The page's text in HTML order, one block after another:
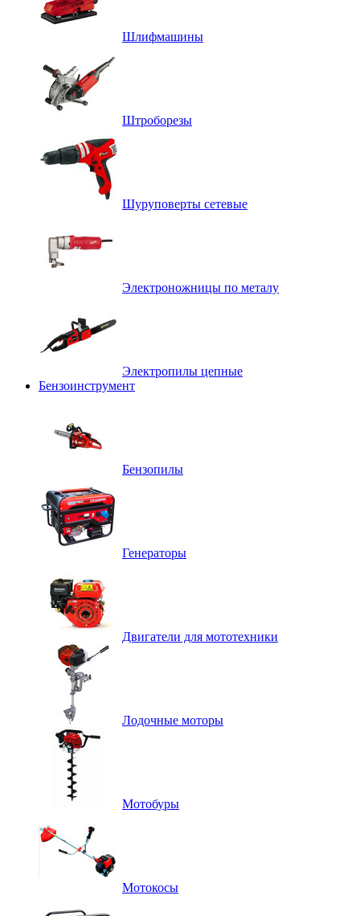
Шлифмашины
Штроборезы
Шуруповерты сетевые
Электроножницы по металу
Электропилы цепные
Бензоинструмент
Бензопилы
Генераторы
Двигатели для мототехники
Лодочные моторы
Мотобуры
Мотокосы